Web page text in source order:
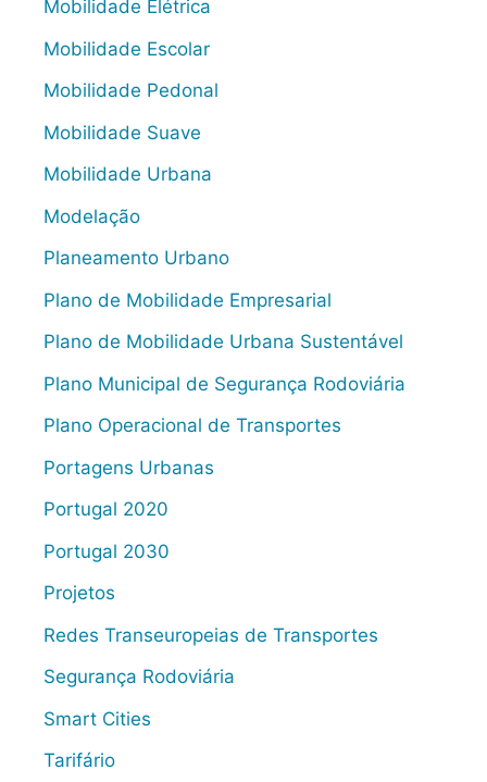
Mobilidade Elétrica
Mobilidade Escolar
Mobilidade Pedonal
Mobilidade Suave
Mobilidade Urbana
Modelação
Planeamento Urbano
Plano de Mobilidade Empresarial
Plano de Mobilidade Urbana Sustentável
Plano Municipal de Segurança Rodoviária
Plano Operacional de Transportes
Portagens Urbanas
Portugal 2020
Portugal 2030
Projetos
Redes Transeuropeias de Transportes
Segurança Rodoviária
Smart Cities
Tarifário